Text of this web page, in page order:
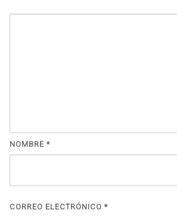
NOMBRE *
CORREO ELECTRÓNICO *